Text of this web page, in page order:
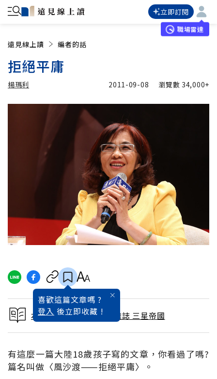
立即訂閱
職場雷達
遠見線上讀 編者的話
拒絕平庸
楊瑪利 2011-09-08 瀏覽數 34,000+
喜歡這篇文章嗎 ?
登入 後立即收藏 !
本文出自 2011 / 9月號雜誌 三星帝國
有這麼一篇大陸18歲孩子寫的文章，你看過了嗎?
篇名叫做〈風沙渡⸺拒絕平庸〉。